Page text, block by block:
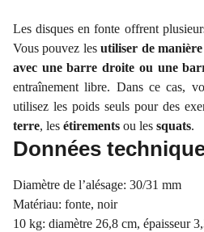
Les disques en fonte offrent
Vous pouvez lesutiliser de manière
avec une barre droite ou une
entraînement libre. Dans ce cas,
utilisez les poids seuls pour des
terre, les étirements ou les squats.
Données
Diamètre de l’alésage: 30/31 mm
Matériau: fonte, noir
10 kg: diamètre 26,8 cm, épaisseur